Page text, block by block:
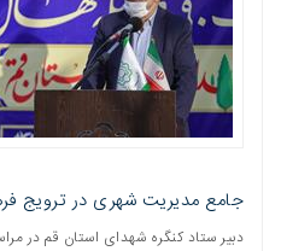
جامع مدیریت شهری در ترویج
دبیر ستاد کنگره شهدای استان قم در